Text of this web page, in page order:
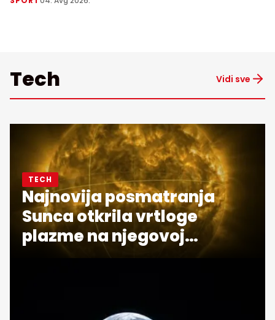
Tech Vidi sve
TECH
Najnovija posmatranja
Sunca otkrila vrtloge
plazme na njegovoj
površini